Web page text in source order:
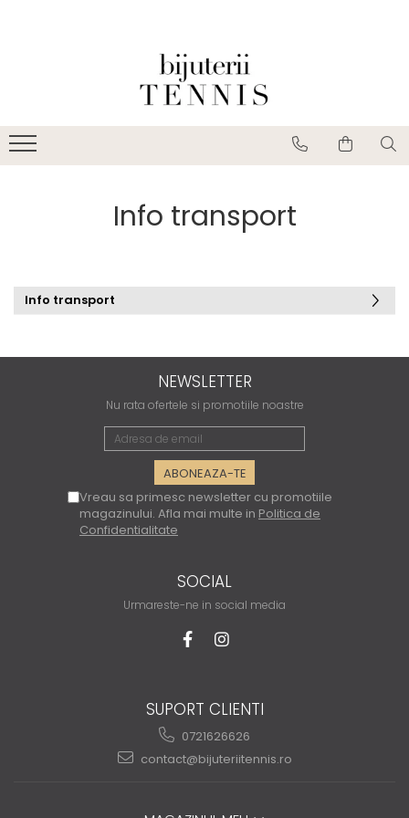
Info transport
Info transport
NEWSLETTER
Nu rata ofertele si promotiile noastre
Vreau sa primesc newsletter cu promotiile
magazinului. Afla mai multe in Politica de
Confidentialitate
SOCIAL
Urmareste-ne in social media
SUPORT CLIENTI
0721626626
contact@bijuteriitennis.ro